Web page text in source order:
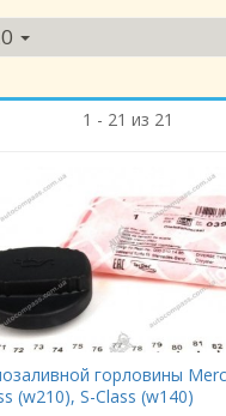
1 - 21 из 21
горловины
(w210), S-Class (w140)